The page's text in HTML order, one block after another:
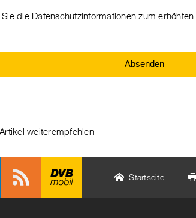
die Datenschutzinformationen zum
Artikel weiterempfehlen
Startseite